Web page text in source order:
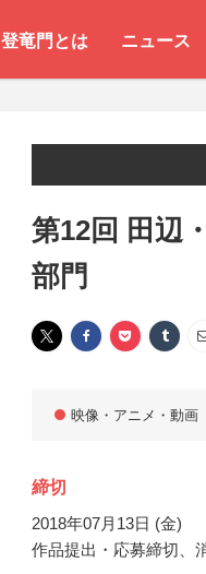
登竜門とは ニュース
第12回 田辺
部門
映像・アニメ・動画
締切
2018年07月13日 (金)
作品提出・応募締切、